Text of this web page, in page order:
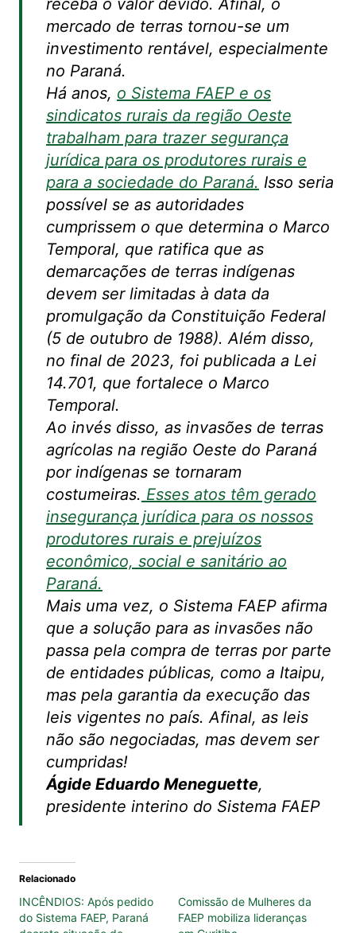
receba o valor devido. Afinal, o
mercado de terras tornou-se um
investimento rentável, especialmente
no Paraná.
Há anos, o Sistema FAEP e os
sindicatos rurais da região Oeste
trabalham para trazer segurança
jurídica para os produtores rurais e
para a sociedade do Paraná. Isso seria
possível se as autoridades
cumprissem o que determina o Marco
Temporal, que ratifica que as
demarcações de terras indígenas
devem ser limitadas à data da
promulgação da Constituição Federal
(5 de outubro de 1988). Além disso,
no final de 2023, foi publicada a Lei
14.701, que fortalece o Marco
Temporal.
Ao invés disso, as invasões de terras
agrícolas na região Oeste do Paraná
por indígenas se tornaram
costumeiras. Esses atos têm gerado
insegurança jurídica para os nossos
produtores rurais e prejuízos
econômico, social e sanitário ao
Paraná.
Mais uma vez, o Sistema FAEP afirma
que a solução para as invasões não
passa pela compra de terras por parte
de entidades públicas, como a Itaipu,
mas pela garantia da execução das
leis vigentes no país. Afinal, as leis
não são negociadas, mas devem ser
cumpridas!
Ágide Eduardo Meneguette,
presidente interino do Sistema FAEP
Relacionado
INCÊNDIOS: Após pedido
do Sistema FAEP, Paraná
Comissão de Mulheres da
FAEP mobiliza lideranças